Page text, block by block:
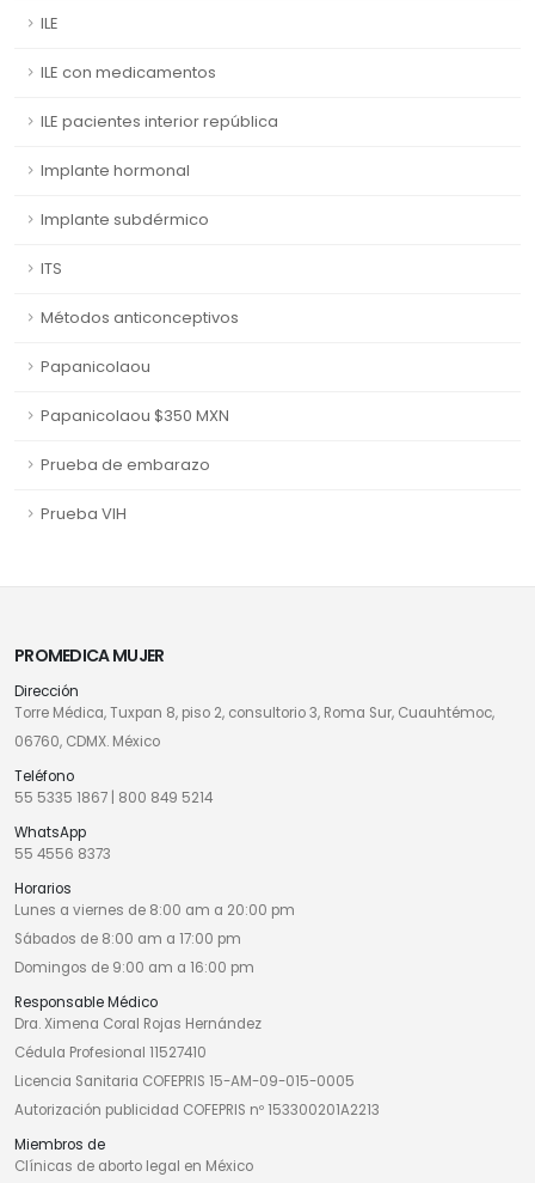
ILE
ILE con medicamentos
ILE pacientes interior república
Implante hormonal
Implante subdérmico
ITS
Métodos anticonceptivos
Papanicolaou
Papanicolaou $350 MXN
Prueba de embarazo
Prueba VIH
PROMEDICA MUJER
Dirección
Torre Médica, Tuxpan 8, piso 2, consultorio 3, Roma Sur, Cuauhtémoc,
06760, CDMX. México
Teléfono
55 5335 1867
800 849 5214
WhatsApp
55 4556 8373
Horarios
Lunes a viernes de 8:00 am a 20:00 pm
Sábados de 8:00 am a 17:00 pm
Domingos de 9:00 am a 16:00 pm
Responsable Médico
Dra. Ximena Coral Rojas Hernández
Cédula Profesional 11527410
Licencia Sanitaria COFEPRIS 15-AM-09-015-0005
Autorización publicidad COFEPRIS nº 153300201A2213
Miembros de
Clínicas de aborto legal en México